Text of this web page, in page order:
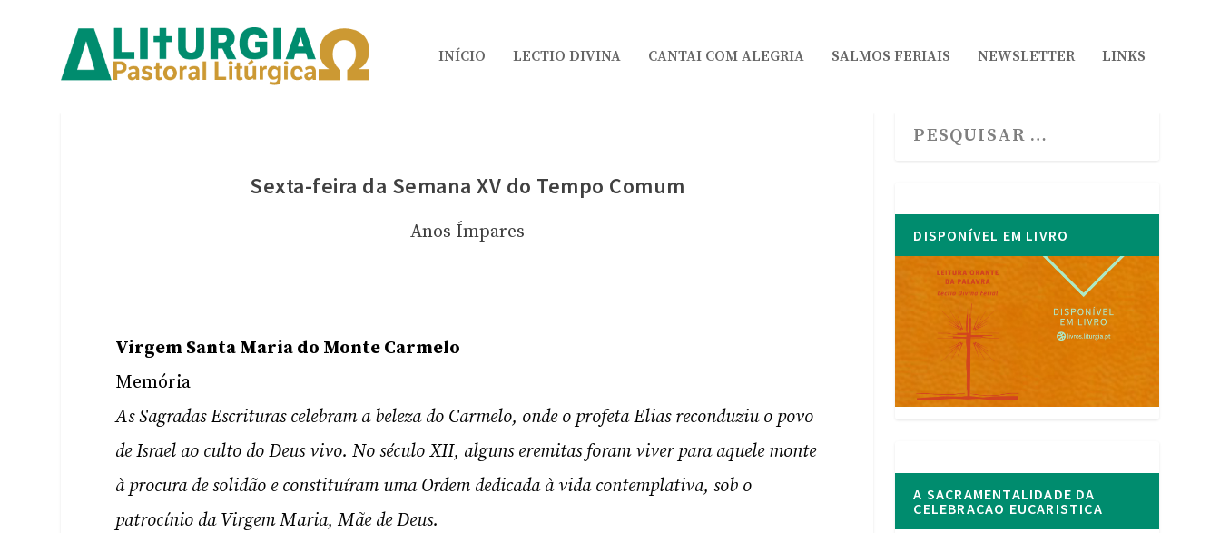
INÍCIO LECTIO DIVINA CANTAI COM ALEGRIA SALMOS FERIAIS NEWSLETTER LINKS
Sexta-feira da Semana XV do Tempo Comum
Anos Ímpares
Virgem Santa Maria do Monte Carmelo
Memória
As Sagradas Escrituras celebram a beleza do Carmelo, onde o profeta Elias reconduziu o povo
de Israel ao culto do Deus vivo. No século XII, alguns eremitas foram viver para aquele monte
à procura de solidão e constituíram uma Ordem dedicada à vida contemplativa, sob o
patrocínio da Virgem Maria, Mãe de Deus.
DISPONÍVEL EM LIVRO
A SACRAMENTALIDADE DA
CELEBRACAO EUCARISTICA